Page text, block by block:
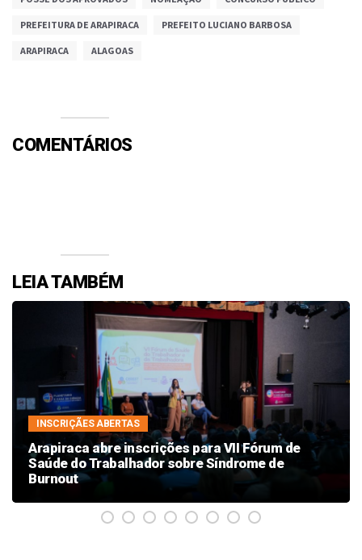
PREFEITURA DE ARAPIRACA PREFEITO LUCIANO BARBOSA
ARAPIRACA ALAGOAS
COMENTÁRIOS
LEIA TAMBÉM
INSCRIÇÃES ABERTAS
Arapiraca abre inscrições para VII Fórum de
Saúde do Trabalhador sobre Síndrome de
Burnout